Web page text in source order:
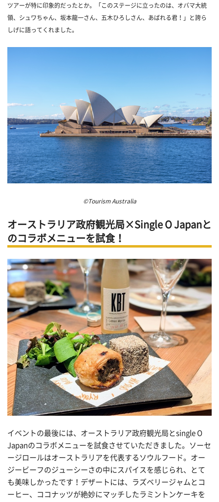
ツアーが特に印象的だったとか。「このステージに立ったのは、オバマ大統
領、シュワちゃん、坂本龍一さん、五木ひろしさん、あばれる君！」と誇ら
しげに語ってくれました。
©Tourism Australia
オーストラリア政府観光局×Single O Japanと
のコラボメニューを試食！
イベントの最後には、オーストラリア政府観光局と single O
Japanのコラボメニューを試食させていただきました。
ソーセ
ージロールはオーストラリアを代表するソウルフード。オー
ジービーフのジューシーさの中にスパイスを感じられ、とて
も美味しかったです！デザートには、ラズベリージャムとコ
ーヒー、ココナッツが絶妙にマッチした ラミントンケーキを